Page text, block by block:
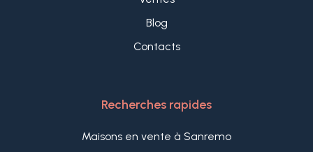
Blog
Contacts
Recherches rapides
Maisons en vente à Sanremo